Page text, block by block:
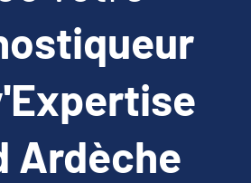
Ardèche